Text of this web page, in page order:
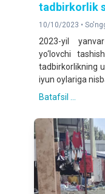
tadbirkorlik
10/10/2023 •
2023-yil
yo‘lovchi
tadbirkorlikning
iyun oylariga
Batafsil ...